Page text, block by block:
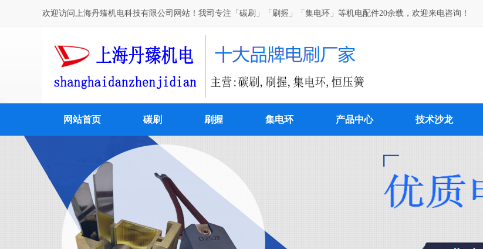
欢迎访问上海丹臻机电科技有限公司网站！我司专注「碳刷」「刷握」「集电环」等机电配件20余载，欢迎来电咨询！
网站首页 碳刷 刷握 集电环 产品中心 技术沙龙